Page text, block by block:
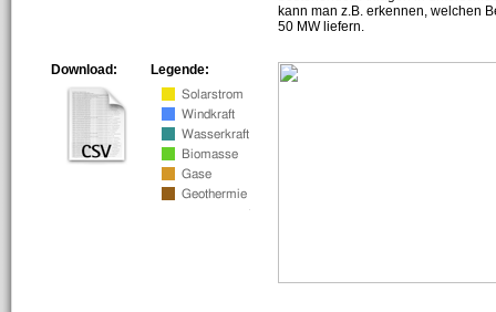
kann man z.B. erkennen, welchen
50 MW liefern.
Legende:
Download: